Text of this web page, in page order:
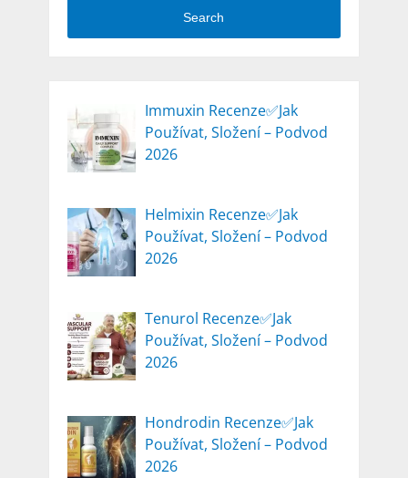
Search
Immuxin Recenze✅Jak
Používat, Složení – Podvod
2026
Helmixin Recenze✅Jak
Používat, Složení – Podvod
2026
Tenurol Recenze✅Jak
Používat, Složení – Podvod
2026
Hondrodin Recenze✅Jak
Používat, Složení – Podvod
2026